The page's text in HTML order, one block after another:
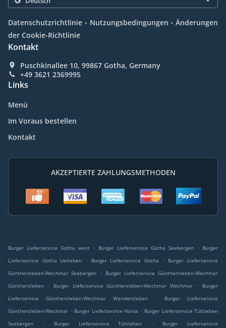
Datenschutzrichtlinie . Nutzungsbedingungen . Änderungen
der Cookie-Richtlinie
Kontakt
Puschkinallee 10, 99867 Gotha, Germany
+49 3621 2369995
Links
Menü
Im Voraus bestellen
Kontakt
AKZEPTIERTE ZAHLUNGSMETHODEN
Burger Lieferservice Gotha west . Burger Lieferservice Gotha Seebergen . Burger
Lieferservice Gotha Uelleben
. Burger Lieferservice Gotha . Burger Lieferservice
Günthersleben-Wechmar Seebergen
.
Burger Lieferservice Günthersleben-Wechmar
Günthersleben
. Burger Lieferservice Günthersleben-Wechmar Wechmar .
Burger
Lieferservice Günthersleben-Wechmar Wandersleben
.
Burger Lieferservice
Günthersleben-Wechmar . Burger Lieferservice Haina . Burger Lieferservice Tüttleben
Seebergen
. Burger Lieferservice Tüttleben .
Burger Lieferservice